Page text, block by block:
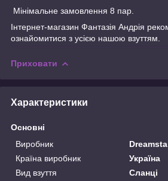
Мінімальне замовлення 8 пар.
Інтернет-магазин Фантазія Андрія
ознайомитися з усією нашою взуттям.
Приховати
Характеристики
Основні
Виробник
Країна виробник
Україна
Вид взуття
Сланці